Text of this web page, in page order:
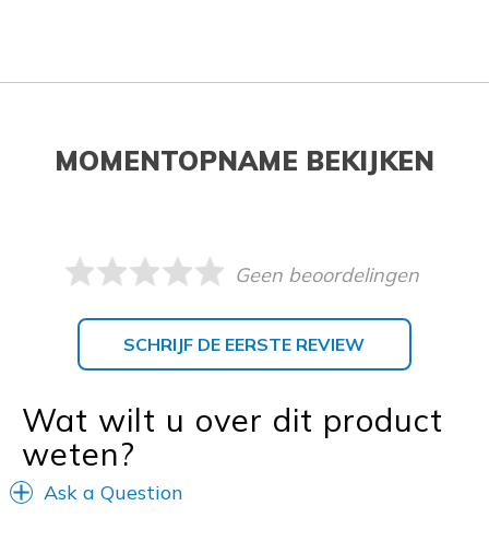
MOMENTOPNAME BEKIJKEN
Geen beoordelingen
SCHRIJF DE EERSTE REVIEW
Wat wilt u over dit product
weten?
Ask a Question